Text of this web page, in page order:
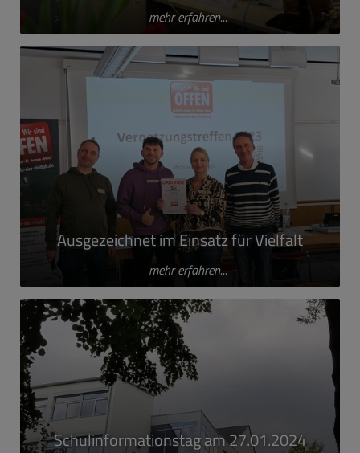
mehr erfahren...
Ausgezeichnet im Einsatz für Vielfalt
mehr erfahren...
Schulinformationstag am 27.01.2024